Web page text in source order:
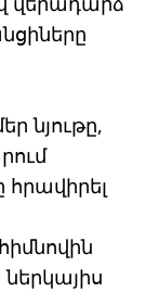
նյութը,
հրավիրել